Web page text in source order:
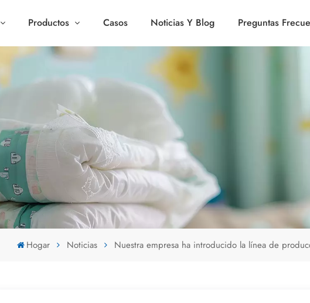
Productos Casos Noticias Y Blog Preguntas
Hogar Noticias Nuestra empresa ha introducido la línea de